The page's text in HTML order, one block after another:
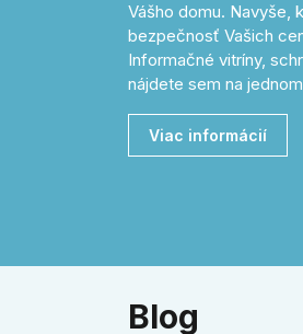
Vášho domu. Navyše,
bezpečnosť Vašich
Informačné vitríny,
nájdete sem na
Viac informácií
Blog